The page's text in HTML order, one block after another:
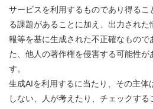
サービスを利用するものであり得るこ
る課題があることに加え、出力され
報等を基に生成された不正確なもので
た、他人の著作権を侵害する可能性が
す。
生成AIを利用するに当たり、その主体
しない、人が考えたり、チェックす